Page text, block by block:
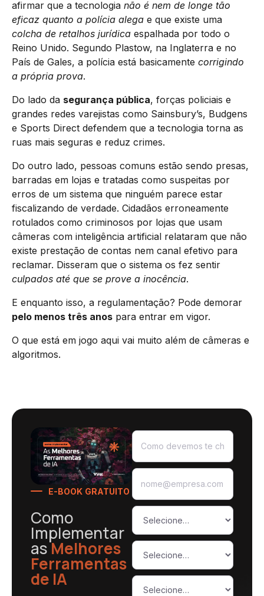
afirmar que a tecnologia não é nem de longe tão
eficaz quanto a polícia alega e que existe uma
colcha de retalhos jurídica espalhada por todo o
Reino Unido. Segundo Plastow, na Inglaterra e no
País de Gales, a polícia está basicamente corrigindo
a própria prova.
Do lado da segurança pública, forças policiais e
grandes redes varejistas como Sainsbury’s, Budgens
e Sports Direct defendem que a tecnologia torna as
ruas mais seguras e reduz crimes.
Do outro lado, pessoas comuns estão sendo presas,
barradas em lojas e tratadas como suspeitas por
erros de um sistema que ninguém parece estar
fiscalizando de verdade. Cidadãos erroneamente
rotulados como criminosos por lojas que usam
câmeras com inteligência artificial relataram que não
existe prestação de contas nem canal efetivo para
reclamar. Disseram que o sistema os fez sentir
culpados até que se prove a inocência.
E enquanto isso, a regulamentação? Pode demorar
pelo menos três anos para entrar em vigor.
O que está em jogo aqui vai muito além de câmeras e
algoritmos.
E-BOOK GRATUITO
Como
Implementar
asMelhores
Ferramentas
de IA